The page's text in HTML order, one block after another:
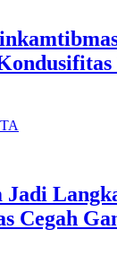
Jadi
Cegah